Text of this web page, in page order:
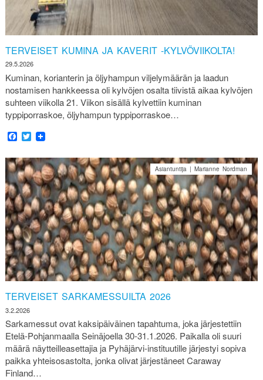
TERVEISET KUMINA JA KAVERIT -KYLVÖVIIKOLTA!
29.5.2026
Kuminan, korianterin ja öljyhampun viljelymäärän ja laadun
nostamisen hankkeessa oli kylvöjen osalta tiivistä aikaa kylvöjen
suhteen viikolla 21. Viikon sisällä kylvettiin kuminan
typpiporraskoe, öljyhampun typpiporraskoe…
Facebook
Twitter
TERVEISET SARKAMESSUILTA 2026
3.2.2026
Asiantuntija | Marianne Nordman
Sarkamessut ovat kaksipäiväinen tapahtuma, joka järjestettiin
Etelä-Pohjanmaalla Seinäjoella 30-31.1.2026. Paikalla oli suuri
määrä näytteilleasettajia ja Pyhäjärvi-instituutille järjestyi sopiva
paikka yhteisosastolta, jonka olivat järjestäneet Caraway
Finland…